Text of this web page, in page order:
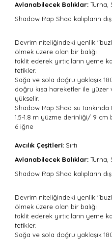
Avlanabilecek Balıklar: Turna,
Shadow Rap Shad kalıpların
Devrim niteliğindeki yenlik
ölmek üzere olan bir balığı
taklit ederek yırtıcıların yeme
tetikler.
Sağa ve sola doğru yaklaşık
doğru kısa hareketler ile yüzer
yükselir.
Shadow Rap Shad su tankında
1.5-1.8 m yüzme derinliği/ 9 cm
6 iğne
Avcılık Çeşitleri: Sırtı
Avlanabilecek Balıklar: Turna,
Shadow Rap Shad kalıpların
Devrim niteliğindeki yenlik
ölmek üzere olan bir balığı
taklit ederek yırtıcıların yeme
tetikler.
Sağa ve sola doğru yaklaşık